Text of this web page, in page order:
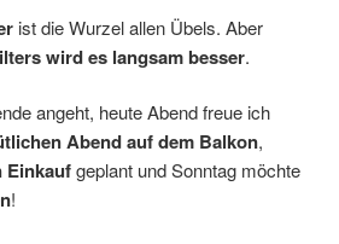
ist die Wurzel allen Übels. Aber
wird es langsam besser.
angeht, heute Abend freue ich
Abend auf dem Balkon,
Einkaufgeplant und Sonntag möchte
!